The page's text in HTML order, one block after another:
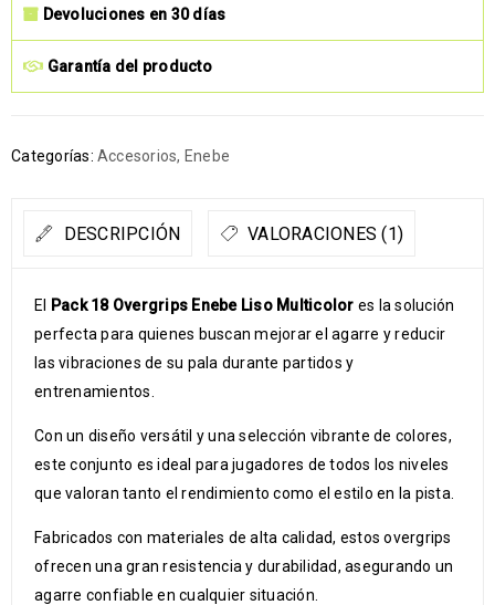
Devoluciones en 30 días
Garantía del producto
Categorías: Accesorios, Enebe
DESCRIPCIÓN VALORACIONES (1)
El Pack 18 Overgrips Enebe Liso Multicolor es la solución
perfecta para quienes buscan mejorar el agarre y reducir
las vibraciones de su pala durante partidos y
entrenamientos.
Con un diseño versátil y una selección vibrante de colores,
este conjunto es ideal para jugadores de todos los niveles
que valoran tanto el rendimiento como el estilo en la pista.
Fabricados con materiales de alta calidad, estos overgrips
ofrecen una gran resistencia y durabilidad, asegurando un
agarre confiable en cualquier situación.